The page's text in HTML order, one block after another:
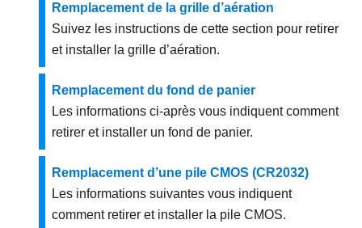
Remplacement de la grille d’aération
Suivez les instructions de cette section pour retirer
et installer la grille d’aération.
Remplacement du fond de panier
Les informations ci-après vous indiquent comment
retirer et installer un fond de panier.
Remplacement d’une pile CMOS (CR2032)
Les informations suivantes vous indiquent
comment retirer et installer la pile CMOS.